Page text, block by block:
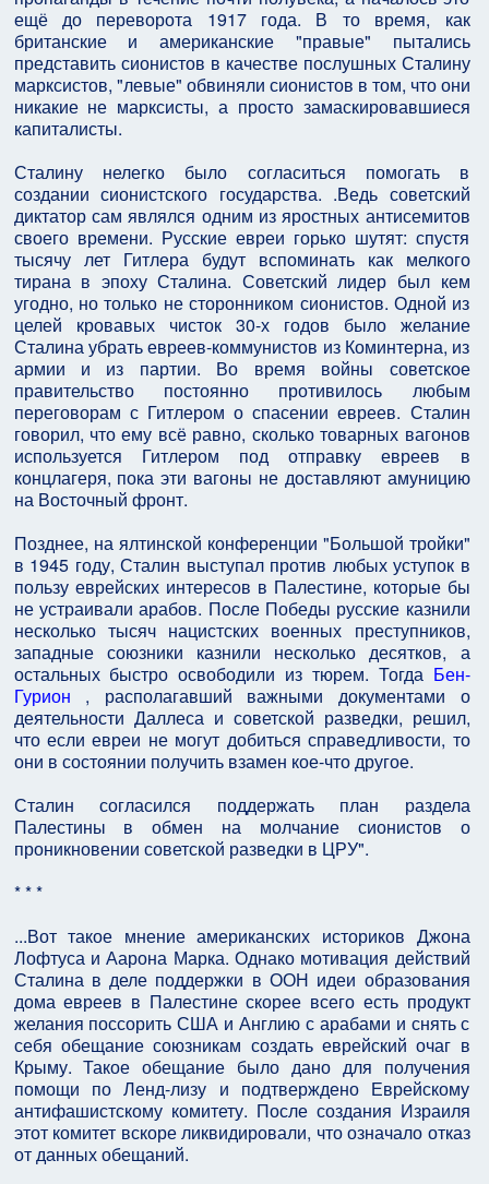
ещё до переворота 1917 года. В то время, как
британские и американские "правые" пытались
представить сионистов в качестве послушных Сталину
марксистов, "левые" обвиняли сионистов в том, что они
никакие не марксисты, а просто замаскировавшиеся
капиталисты.
Сталину нелегко было согласиться помогать в
создании сионистского государства. .Ведь советский
диктатор сам являлся одним из яростных антисемитов
своего времени. Русские евреи горько шутят: спустя
тысячу лет Гитлера будут вспоминать как мелкого
тирана в эпоху Сталина. Советский лидер был кем
угодно, но только не сторонником сионистов. Одной из
целей кровавых чисток 30-х годов было желание
Сталина убрать евреев-коммунистов из Коминтерна, из
армии и из партии. Во время войны советское
правительство постоянно противилось любым
переговорам с Гитлером о спасении евреев. Сталин
говорил, что ему всё равно, сколько товарных вагонов
используется Гитлером под отправку евреев в
концлагеря, пока эти вагоны не доставляют амуницию
на Восточный фронт.
Позднее, на ялтинской конференции "Большой тройки"
в 1945 году, Сталин выступал против любых уступок в
пользу еврейских интересов в Палестине, которые бы
не устраивали арабов. После Победы русские казнили
несколько тысяч нацистских военных преступников,
западные союзники казнили несколько десятков, а
остальных быстро освободили из тюрем. Тогда Бен-
Гурион , располагавший важными документами о
деятельности Даллеса и советской разведки, решил,
что если евреи не могут добиться справедливости, то
они в состоянии получить взамен кое-что другое.
Сталин согласился поддержать план раздела
Палестины в обмен на молчание сионистов о
проникновении советской разведки в ЦРУ".
* * *
...Вот такое мнение американских историков Джона
Лофтуса и Аарона Марка. Однако мотивация действий
Сталина в деле поддержки в ООН идеи образования
дома евреев в Палестине скорее всего есть продукт
желания поссорить США и Англию с арабами и снять с
себя обещание союзникам создать еврейский очаг в
Крыму. Такое обещание было дано для получения
помощи по Ленд-лизу и подтверждено Еврейскому
антифашистскому комитету. После создания Израиля
этот комитет вскоре ликвидировали, что означало отказ
от данных обещаний.